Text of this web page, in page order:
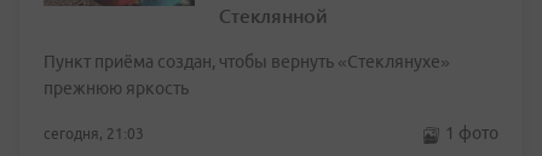
Стеклянной
Пункт приёма создан, чтобы вернуть «Стеклянухе»
прежнюю яркость
сегодня, 21:03 1 фото